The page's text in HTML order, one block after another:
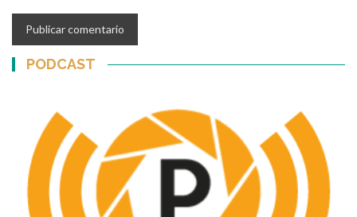
PODCAST